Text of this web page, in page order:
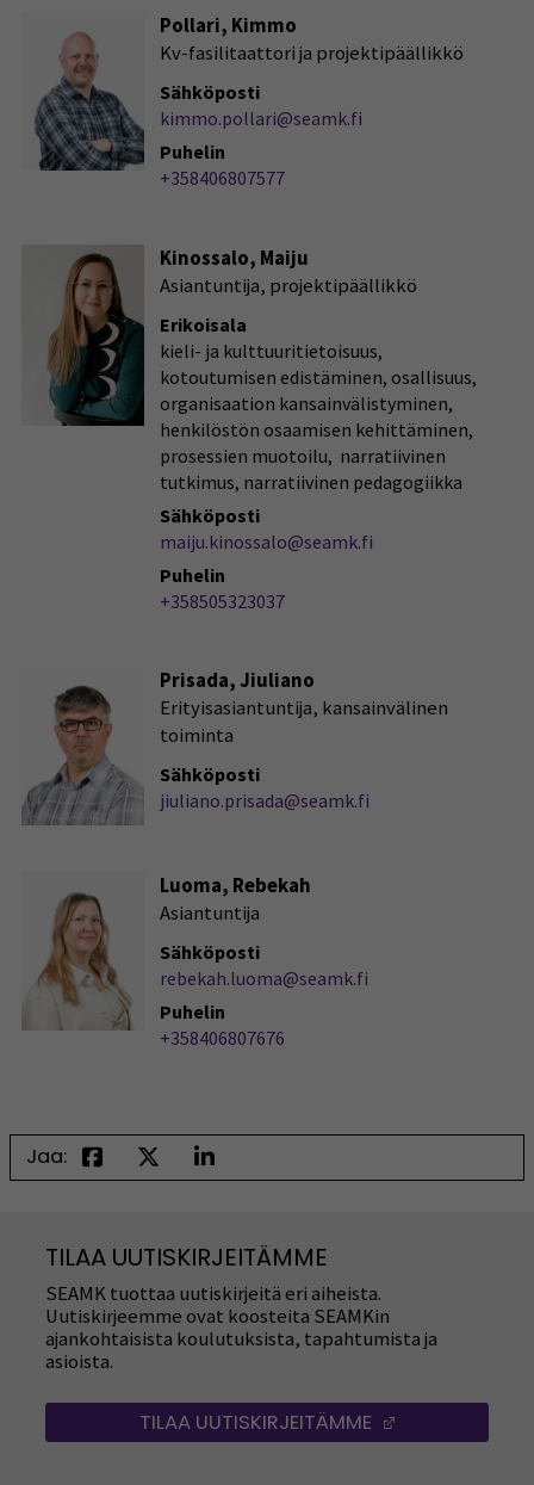
Pollari, Kimmo
Kv-fasilitaattori ja projektipäällikkö
Sähköposti
kimmo.pollari@seamk.fi
Puhelin
+358406807577
Kinossalo, Maiju
Asiantuntija, projektipäällikkö
Erikoisala
kieli- ja kulttuuritietoisuus,
kotoutumisen edistäminen, osallisuus,
organisaation kansainvälistyminen,
henkilöstön osaamisen kehittäminen,
prosessien muotoilu, narratiivinen
tutkimus, narratiivinen pedagogiikka
Sähköposti
maiju.kinossalo@seamk.fi
Puhelin
+358505323037
Prisada, Jiuliano
Erityisasiantuntija, kansainvälinen
toiminta
Sähköposti
jiuliano.prisada@seamk.fi
Luoma, Rebekah
Asiantuntija
Sähköposti
rebekah.luoma@seamk.fi
Puhelin
+358406807676
Jaa:
TILAA UUTISKIRJEITÄMME
SEAMK tuottaa uutiskirjeitä eri aiheista.
Uutiskirjeemme ovat koosteita SEAMKin
ajankohtaisista koulutuksista, tapahtumista ja
asioista.
TILAA UUTISKIRJEITÄMME